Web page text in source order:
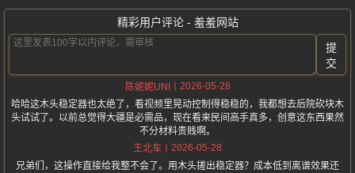
精彩用户评论 - 羞羞网站
提
交
陈妮妮UNI
2026-05-28
哈哈这木头稳定器也太绝了，看视频里晃动控制得稳稳的，我都想去后院砍块木
头试试了。以前总觉得大疆是必需品，现在看来民间高手真多，创意这东西果然
不分材料贵贱啊。
王北车
2026-05-28
兄弟们，这操作直接给我整不会了。用木头搓出稳定器？成本低到离谱效果还